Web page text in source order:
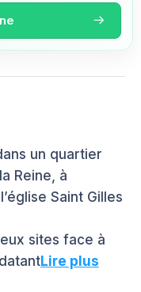
un quartier
Reine, à
Saint Gilles
sites face à
Lire plus